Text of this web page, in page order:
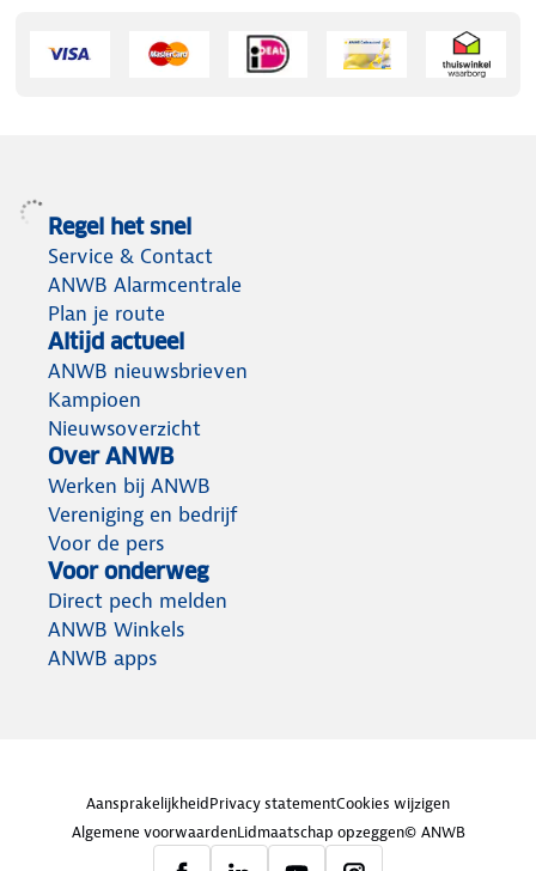
Regel het snel
Service & Contact
ANWB Alarmcentrale
Plan je route
Altijd actueel
ANWB nieuwsbrieven
Kampioen
Nieuwsoverzicht
Over ANWB
Werken bij ANWB
Vereniging en bedrijf
Voor de pers
Voor onderweg
Direct pech melden
ANWB Winkels
ANWB apps
AansprakelijkheidPrivacy statementCookies wijzigen
Algemene voorwaardenLidmaatschap opzeggen© ANWB